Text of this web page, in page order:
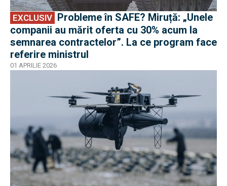
EXCLUSIV
companii au mărit oferta cu 30% acum la
semnarea contractelor”. La ce program face
referire ministrul
01 APRILIE 2026